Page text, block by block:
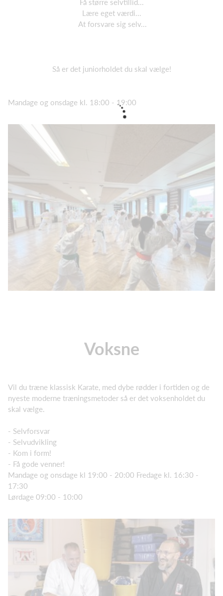
Få større selvtillid...
Lære eget værdi...
​ At forsvare sig selv...
Så er det juniorholdet du skal vælge!
​Mandage og onsdage kl. 18:00 - 19:00
Voksne
Vil du træne klassisk Karate, med dybe rødder i fortiden og de
nyeste moderne træningsmetoder så er det voksenholdet du
skal vælge.
- Selvforsvar
- Selvudvikling
- Kom i form!
- Få gode venner!
Mandage og onsdage kl 19:00 - 20:00 Fredage kl. 16:30 -
17:30
Lørdage 09:00 - 10:00